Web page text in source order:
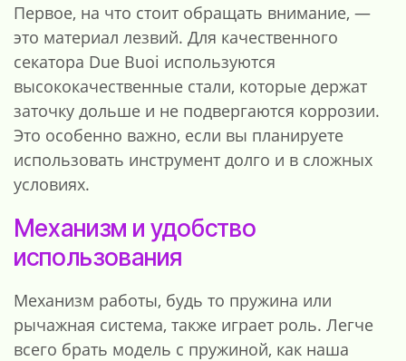
Первое, на что стоит обращать внимание, —
это материал лезвий. Для качественного
секатора Due Buoi используются
высококачественные стали, которые держат
заточку дольше и не подвергаются коррозии.
Это особенно важно, если вы планируете
использовать инструмент долго и в сложных
условиях.
Механизм и удобство
использования
Механизм работы, будь то пружина или
рычажная система, также играет роль. Легче
всего брать модель с пружиной, как наша